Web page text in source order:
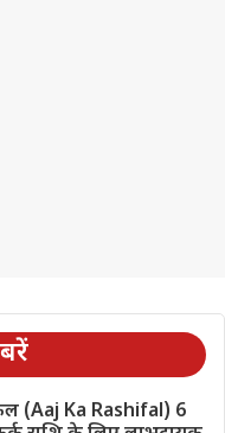
(Aaj Ka Rashifal) 6